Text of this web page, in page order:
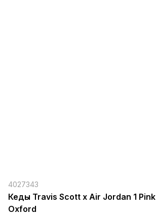
4027343
Кеды Travis Scott x Air Jordan 1 Pink
Oxford